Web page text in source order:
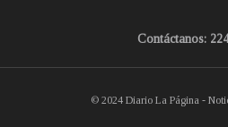
Contáctanos:
© 2024 Diario La Página -